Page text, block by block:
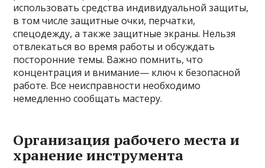
использовать средства индивидуальной защиты,
в том числе защитные очки, перчатки,
спецодежду, а также защитные экраны. Нельзя
отвлекаться во время работы и обсуждать
посторонние темы. Важно помнить, что
концентрация и внимание— ключ к безопасной
работе. Все неисправности необходимо
немедленно сообщать мастеру.
Организация рабочего места и
хранение инструмента